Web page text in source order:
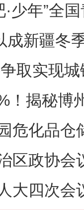
·少年”全
成新疆冬
取实现
！揭秘博
危化品仓
区政协会
大四次会